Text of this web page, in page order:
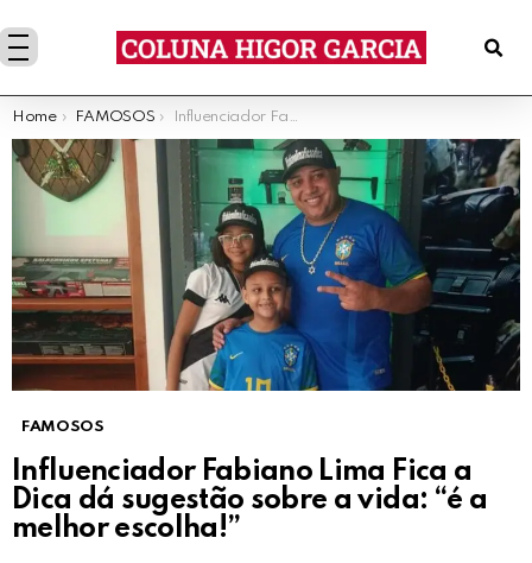
You are here:
Home FAMOSOS Influenciador Fabiano Lima Fica a Dica dá sugestão sobre a vida: “é a melhor escolha!”
FAMOSOS
Influenciador Fabiano Lima Fica a
Dica dá sugestão sobre a vida: “é a
melhor escolha!”